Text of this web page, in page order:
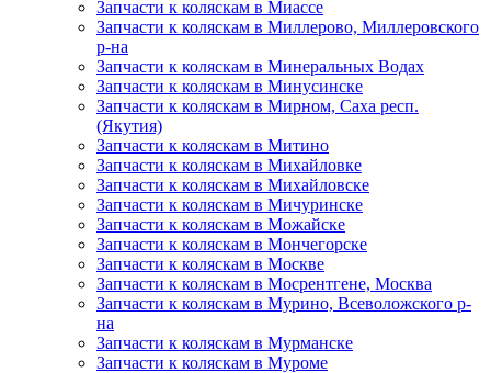
Запчасти к коляскам в Миассе
Запчасти к коляскам в Миллерово, Миллеровского
р-на
Запчасти к коляскам в Минеральных Водах
Запчасти к коляскам в Минусинске
Запчасти к коляскам в Мирном, Саха респ.
(Якутия)
Запчасти к коляскам в Митино
Запчасти к коляскам в Михайловке
Запчасти к коляскам в Михайловске
Запчасти к коляскам в Мичуринске
Запчасти к коляскам в Можайске
Запчасти к коляскам в Мончегорске
Запчасти к коляскам в Москве
Запчасти к коляскам в Мосрентгене, Москва
Запчасти к коляскам в Мурино, Всеволожского р-
на
Запчасти к коляскам в Мурманске
Запчасти к коляскам в Муроме